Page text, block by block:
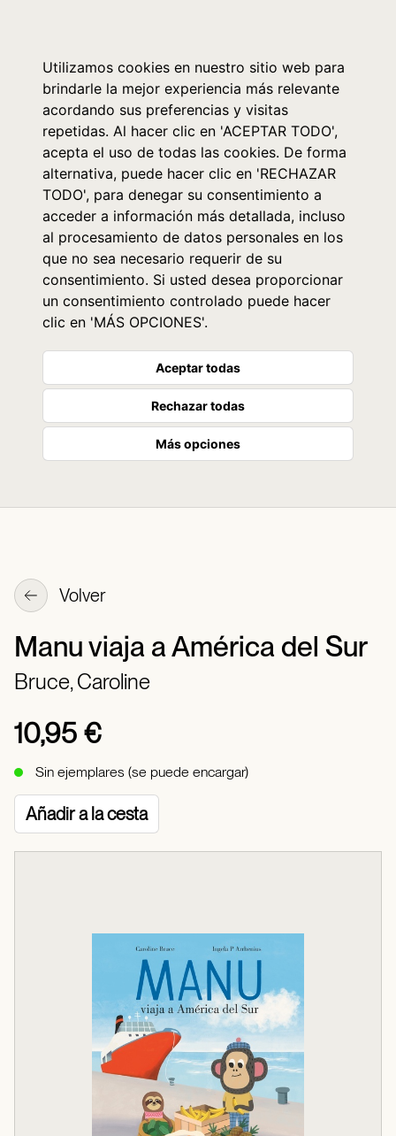
Utilizamos cookies en nuestro sitio web para
brindarle la mejor experiencia más relevante
acordando sus preferencias y visitas
repetidas. Al hacer clic en 'ACEPTAR TODO',
acepta el uso de todas las cookies. De forma
alternativa, puede hacer clic en 'RECHAZAR
TODO', para denegar su consentimiento a
acceder a información más detallada, incluso
al procesamiento de datos personales en los
que no sea necesario requerir de su
consentimiento. Si usted desea proporcionar
un consentimiento controlado puede hacer
clic en 'MÁS OPCIONES'.
Aceptar todas
Rechazar todas
Más opciones
Volver
Manu viaja a América del Sur
Bruce, Caroline
10,95 €
Sin ejemplares (se puede encargar)
Añadir a la cesta